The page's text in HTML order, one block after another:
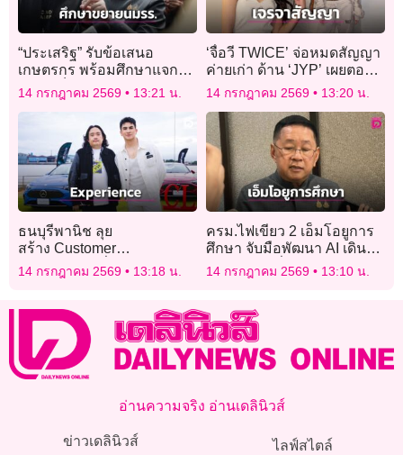
“ประเสริฐ” รับข้อเสนอ
เกษตรกร พร้อมศึกษาแจก
นมถึงเด็กมัธยม แก้ปมนมล้น
14 กรกฎาคม 2569 13:21 น.
‘จื่อวี TWICE’ จ่อหมดสัญญา
ค่ายเก่า ด้าน ‘JYP’ เผยตอนนี้
กำลังอยู่ระหว่างเจรจาต่อ
สัญญา
14 กรกฎาคม 2569 13:20 น.
ธนบุรีพานิช ลุย
สร้าง Customer
Experience เชื่อมโยงลูกค้า
ผ่านโลกมอเตอร์สปอร์ต
14 กรกฎาคม 2569 13:18 น.
ครม.ไฟเขียว 2 เอ็มโอยูการ
ศึกษา จับมือพัฒนา AI เดิน
หน้าแลกเปลี่ยนครู-นักเรียน
14 กรกฎาคม 2569 13:10 น.
อ่านความจริง อ่านเดลินิวส์
ข่าวเดลินิวส์ ไลฟ์สไตล์